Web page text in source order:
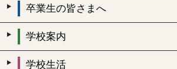
卒業生の皆さまへ
学校案内
学校生活